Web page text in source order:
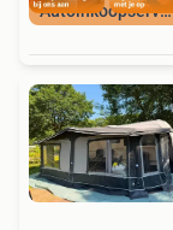
Autoinkoopservice